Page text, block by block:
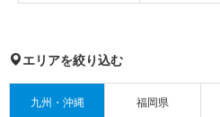
エリアを絞り込む
九州・沖縄 福岡県